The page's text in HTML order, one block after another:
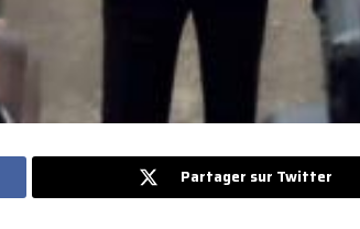
Partager sur Twitter